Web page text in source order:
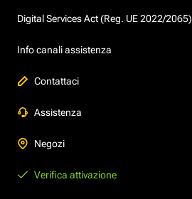
Digital Services Act (Reg. UE 2022/2065)
Info canali assistenza
Contattaci
Assistenza
Negozi
Verifica attivazione